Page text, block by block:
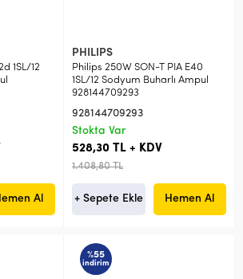
1SL/12
Al
PHILIPS
Philips 250W SON-T PIA E40
1SL/12 Sodyum Buharlı Ampul
928144709293
928144709293
Stokta Var
528,30 TL + KDV
1.408,80 TL
+ Sepete Ekle Hemen Al
%55
indirim